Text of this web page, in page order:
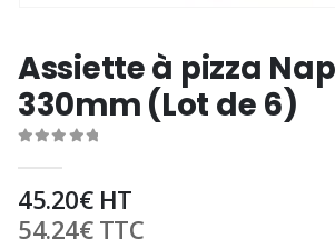
Assiette à pizza
330mm (Lot de 6)
45.20€HT
54.24€TTC